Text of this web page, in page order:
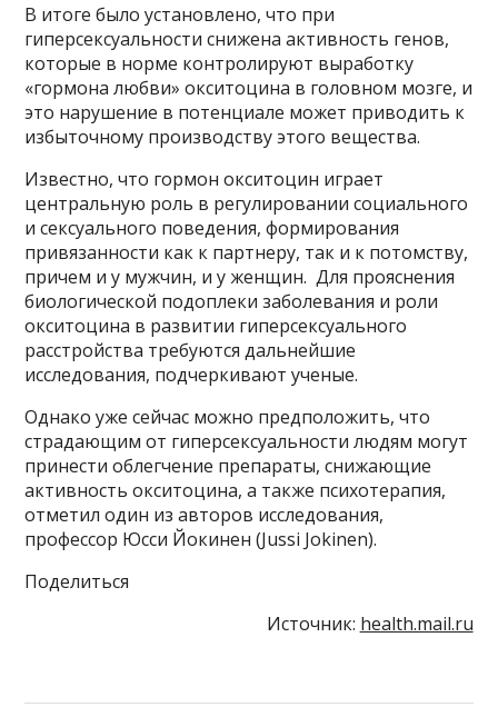
В итоге было установлено, что при
гиперсексуальности снижена активность генов,
которые в норме контролируют выработку
«гормона любви» окситоцина в головном мозге, и
это нарушение в потенциале может приводить к
избыточному производству этого вещества.
Известно, что гормон окситоцин играет
центральную роль в регулировании социального
и сексуального поведения, формирования
привязанности как к партнеру, так и к потомству,
причем и у мужчин, и у женщин. Для прояснения
биологической подоплеки заболевания и роли
окситоцина в развитии гиперсексуального
расстройства требуются дальнейшие
исследования, подчеркивают ученые.
Однако уже сейчас можно предположить, что
страдающим от гиперсексуальности людям могут
принести облегчение препараты, снижающие
активность окситоцина, а также психотерапия,
отметил один из авторов исследования,
профессор Юсси Йокинен (Jussi Jokinen).
Поделиться
Источник: health.mail.ru